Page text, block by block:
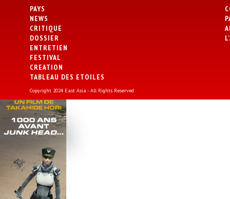
PAYS
NEWS
CRITIQUE
DOSSIER
ENTRETIEN
FESTIVAL
CREATION
TABLEAU DES ETOILES
Copyright 2024 East Asia - All Rights Reserved